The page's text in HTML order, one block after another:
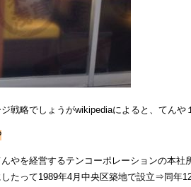
戦略でしょうがwikipediaによると、てんや
やを経営するテンコーポレーションの本
たって1989年4月中央区築地で設立⇒同年